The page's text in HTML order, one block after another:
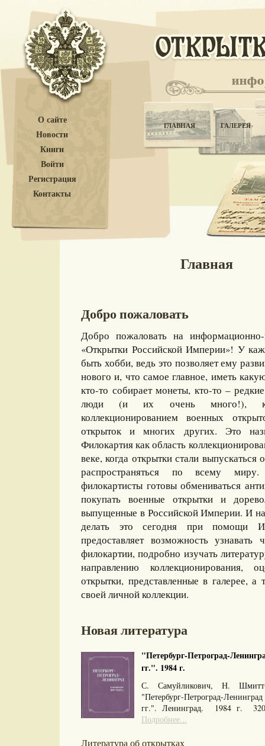
О сайте
Новости
Книги
Войти
Регистрация
Контакты
ГЛАВНАЯ ГАЛЕРЕЯ
Главная
Добро пожаловать
Добро пожаловать на информационно-
«Открытки Российской Империи»! У
быть хобби, ведь это позволяет ему
нового и, что самое главное, иметь
кто-то собирает монеты, кто-то –
люди (и их очень много!),
коллекционированием военных
открыток и многих других. Это
Филокартия как область
веке, когда открытки стали
распространяться по всему
филокартисты готовы обмениваться
покупать военные открытки и
выпущенные в Российской Империи. И
делать это сегодня при помощи
предоставляет возможность
филокартии, подробно изучать
направлению коллекционирования,
открытки, представленные в галерее, а
своей личной коллекции.
Новая литература
"Петербург-Петроград-
гг.". 1984 г.
С. Самуйликович, Н.
"Петербург-Петроград-
гг.". Ленинград. 1984 г.
Подробнее...
Литература об открытках